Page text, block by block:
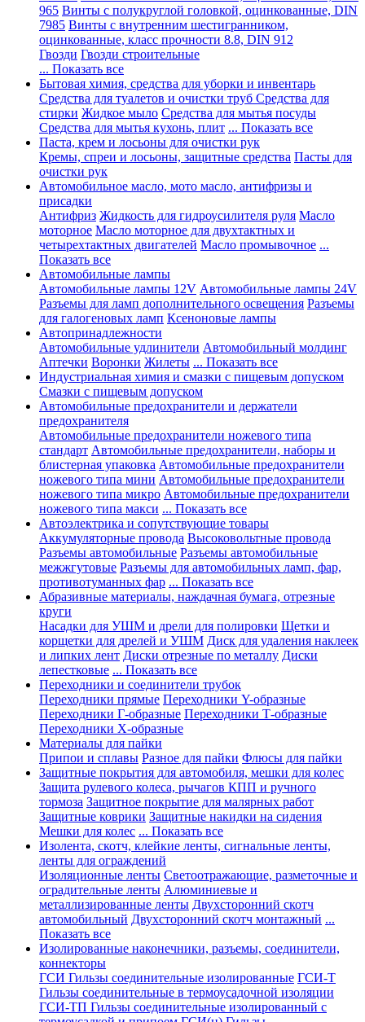
965 Винты с полукруглой головкой, оцинкованные, DIN
7985 Винты с внутренним шестигранником,
оцинкованные, класс прочности 8.8, DIN 912
Гвозди Гвозди строительные
... Показать все
Бытовая химия, средства для уборки и инвентарь
Средства для туалетов и очистки труб Средства для
стирки Жидкое мыло Средства для мытья посуды
Средства для мытья кухонь, плит ... Показать все
Паста, крем и лосьоны для очистки рук
Кремы, спреи и лосьоны, защитные средства Пасты для
очистки рук
Автомобильное масло, мото масло, антифризы и
присадки
Антифриз Жидкость для гидроусилителя руля Масло
моторное Масло моторное для двухтактных и
четырехтактных двигателей Масло промывочное ...
Показать все
Автомобильные лампы
Автомобильные лампы 12V Автомобильные лампы 24V
Разъемы для ламп дополнительного освещения Разъемы
для галогеновых ламп Ксеноновые лампы
Автопринадлежности
Автомобильные удлинители Автомобильный молдинг
Аптечки Воронки Жилеты ... Показать все
Индустриальная химия и смазки с пищевым допуском
Смазки с пищевым допуском
Автомобильные предохранители и держатели
предохранителя
Автомобильные предохранители ножевого типа
стандарт Автомобильные предохранители, наборы и
блистерная упаковка Автомобильные предохранители
ножевого типа мини Автомобильные предохранители
ножевого типа микро Автомобильные предохранители
ножевого типа макси ... Показать все
Автоэлектрика и сопутствующие товары
Аккумуляторные провода Высоковольтные провода
Разъемы автомобильные Разъемы автомобильные
межжгутовые Разъемы для автомобильных ламп, фар,
противотуманных фар ... Показать все
Абразивные материалы, наждачная бумага, отрезные
круги
Насадки для УШМ и дрели для полировки Щетки и
корщетки для дрелей и УШМ Диск для удаления наклеек
и липких лент Диски отрезные по металлу Диски
лепестковые ... Показать все
Переходники и соединители трубок
Переходники прямые Переходники Y-образные
Переходники Г-образные Переходники Т-образные
Переходники Х-образные
Материалы для пайки
Припои и сплавы Разное для пайки Флюсы для пайки
Защитные покрытия для автомобиля, мешки для колес
Защита рулевого колеса, рычагов КПП и ручного
тормоза Защитное покрытие для малярных работ
Защитные коврики Защитные накидки на сидения
Мешки для колес ... Показать все
Изолента, скотч, клейкие ленты, сигнальные ленты,
ленты для ограждений
Изоляционные ленты Светоотражающие, разметочные и
оградительные ленты Алюминиевые и
металлизированные ленты Двухсторонний скотч
автомобильный Двухсторонний скотч монтажный ...
Показать все
Изолированные наконечники, разъемы, соединители,
коннекторы
ГСИ Гильзы соединительные изолированные ГСИ-Т
Гильзы соединительные в термоусадочной изоляции
ГСИ-ТП Гильзы соединительные изолированный с